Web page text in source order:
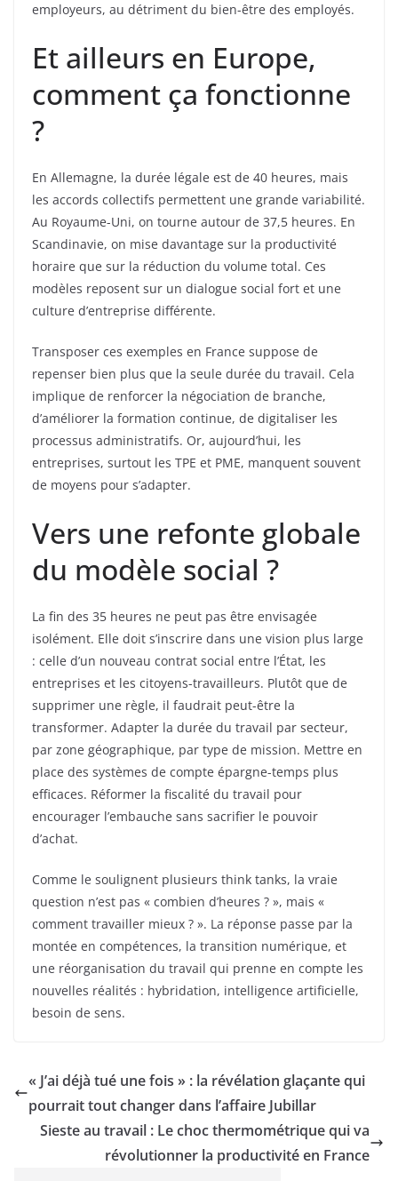
employeurs, au détriment du bien-être des employés.
Et ailleurs en Europe,
comment ça fonctionne
?
En Allemagne, la durée légale est de 40 heures, mais
les accords collectifs permettent une grande variabilité.
Au Royaume-Uni, on tourne autour de 37,5 heures. En
Scandinavie, on mise davantage sur la productivité
horaire que sur la réduction du volume total. Ces
modèles reposent sur un dialogue social fort et une
culture d’entreprise différente.
Transposer ces exemples en France suppose de
repenser bien plus que la seule durée du travail. Cela
implique de renforcer la négociation de branche,
d’améliorer la formation continue, de digitaliser les
processus administratifs. Or, aujourd’hui, les
entreprises, surtout les TPE et PME, manquent souvent
de moyens pour s’adapter.
Vers une refonte globale
du modèle social ?
La fin des 35 heures ne peut pas être envisagée
isolément. Elle doit s’inscrire dans une vision plus large
: celle d’un nouveau contrat social entre l’État, les
entreprises et les citoyens-travailleurs. Plutôt que de
supprimer une règle, il faudrait peut-être la
transformer. Adapter la durée du travail par secteur,
par zone géographique, par type de mission. Mettre en
place des systèmes de compte épargne-temps plus
efficaces. Réformer la fiscalité du travail pour
encourager l’embauche sans sacrifier le pouvoir
d’achat.
Comme le soulignent plusieurs think tanks, la vraie
question n’est pas « combien d’heures ? », mais «
comment travailler mieux ? ». La réponse passe par la
montée en compétences, la transition numérique, et
une réorganisation du travail qui prenne en compte les
nouvelles réalités : hybridation, intelligence artificielle,
besoin de sens.
« J’ai déjà tué une fois » : la révélation glaçante qui
pourrait tout changer dans l’affaire Jubillar
Sieste au travail : Le choc thermométrique qui va
révolutionner la productivité en France